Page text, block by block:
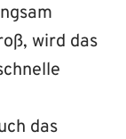
wird das
das